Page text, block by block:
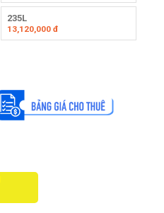
235L
13,120,000đ